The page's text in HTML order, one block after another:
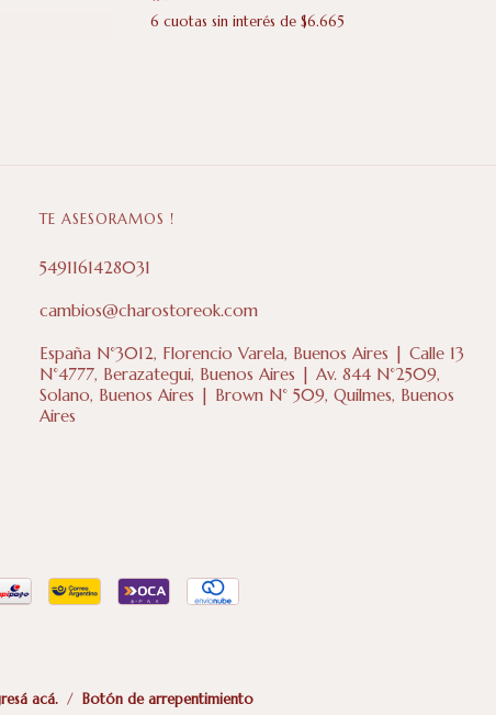
6 cuotas sin interés de$6.665
TE ASESORAMOS !
5491161428031
cambios@charostoreok.com
España N°3012, Florencio Varela, Buenos Aires | Calle 13
N°4777, Berazategui, Buenos Aires | Av. 844 N°2509,
Solano, Buenos Aires | Brown N° 509, Quilmes, Buenos
Aires
acá. / Botón de arrepentimiento